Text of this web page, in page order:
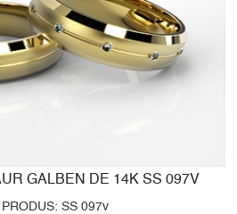
GALBEN DE 14K SS 097V
SS 097v